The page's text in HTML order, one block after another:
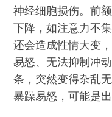
神经细胞损伤。前
下降，如注意力不
还会造成性情大变
易怒、无法抑制冲
条，突然变得杂乱
暴躁易怒，可能是